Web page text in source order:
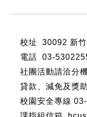
校址 30092 新
電話 03-
社團活動請洽分
貸款、減免及獎
校園安全專線